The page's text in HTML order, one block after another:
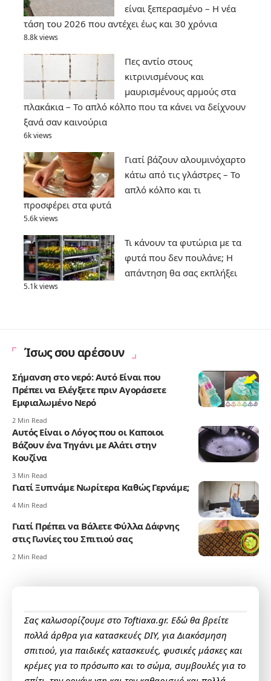
είναι ξεπερασμένο – Η νέα
τάση του 2026 που αντέχει έως και 30 χρόνια
8.8k views
Πες αντίο στους
κιτρινισμένους και
μαυρισμένους αρμούς στα
πλακάκια – Το απλό κόλπο που τα κάνει να δείχνουν
ξανά σαν καινούρια
6k views
Γιατί βάζουν αλουμινόχαρτο
κάτω από τις γλάστρες – Το
απλό κόλπο και τι
προσφέρει στα φυτά
5.6k views
Τι κάνουν τα φυτώρια με τα
φυτά που δεν πουλάνε; Η
απάντηση θα σας εκπλήξει
5.1k views
Ίσως σου αρέσουν
Σήμανση στο νερό: Αυτό Είναι που
Πρέπει να Ελέγξετε πριν Αγοράσετε
Εμφιαλωμένο Νερό
2 Min Read
Αυτός Είναι ο Λόγος που οι Καποιοι
Βάζουν ένα Τηγάνι με Αλάτι στην
Κουζίνα
3 Min Read
Γιατί Ξυπνάμε Νωρίτερα Καθώς Γερνάμε;
4 Min Read
Γιατί Πρέπει να Βάλετε Φύλλα Δάφνης
στις Γωνίες του Σπιτιού σας
2 Min Read
Σας καλωσορίζουμε στο Toftiaxa.gr. Εδώ θα βρείτε
πολλά άρθρα για κατασκευές DIY, για Διακόσμηση
σπιτιού, για παιδικές κατασκευές, φυσικές μάσκες και
κρέμες για το πρόσωπο και το σώμα, συμβουλές για το